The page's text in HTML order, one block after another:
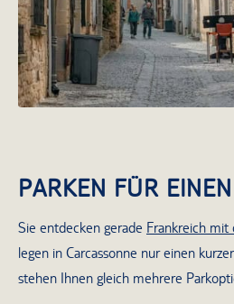
PARKEN FÜR
Sie entdecken gerade Frankreich
legen in Carcassonne nur einen
stehen Ihnen gleich mehrere